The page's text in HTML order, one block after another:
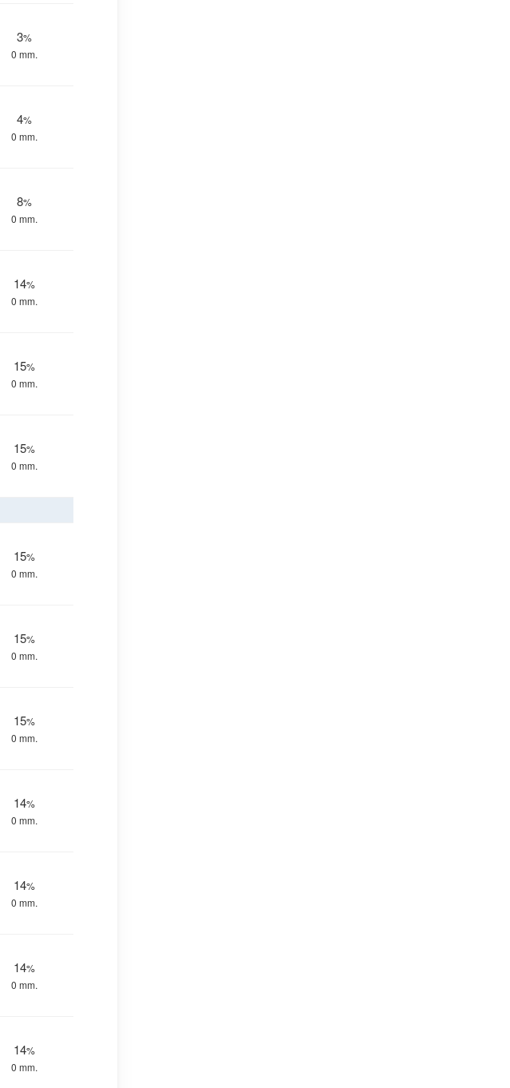
3%
0 mm.
4%
0 mm.
8%
0 mm.
14%
0 mm.
15%
0 mm.
15%
0 mm.
15%
0 mm.
15%
0 mm.
15%
0 mm.
14%
0 mm.
14%
0 mm.
14%
0 mm.
14%
0 mm.